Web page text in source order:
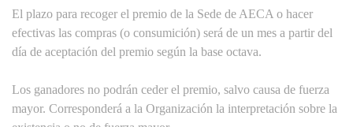
El plazo para recoger el premio de la Sede de AECA o hacer
efectivas las compras (o consumición) será de un mes a partir del
día de aceptación del premio según la base octava.
Los ganadores no podrán ceder el premio, salvo causa de fuerza
mayor. Corresponderá a la Organización la interpretación sobre la